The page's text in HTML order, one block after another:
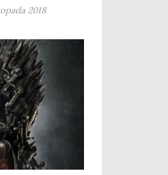
2018